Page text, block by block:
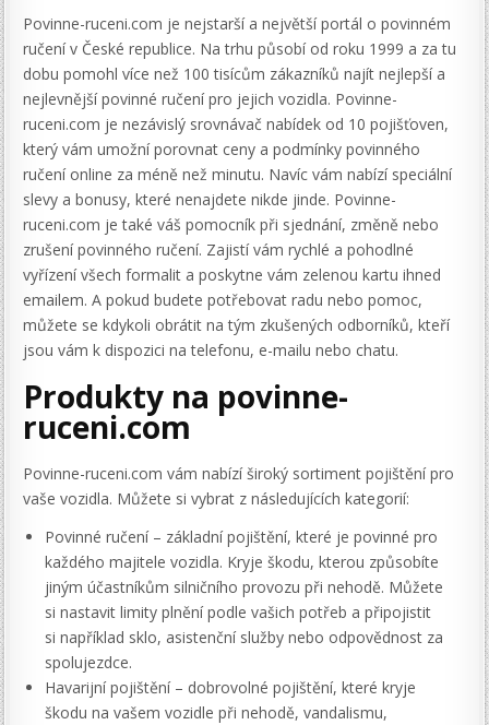
Povinne-ruceni.com je nejstarší a největší portál o povinném
ručení v České republice. Na trhu působí od roku 1999 a za tu
dobu pomohl více než 100 tisícům zákazníků najít nejlepší a
nejlevnější povinné ručení pro jejich vozidla. Povinne-
ruceni.com je nezávislý srovnávač nabídek od 10 pojišťoven,
který vám umožní porovnat ceny a podmínky povinného
ručení online za méně než minutu. Navíc vám nabízí speciální
slevy a bonusy, které nenajdete nikde jinde. Povinne-
ruceni.com je také váš pomocník při sjednání, změně nebo
zrušení povinného ručení. Zajistí vám rychlé a pohodlné
vyřízení všech formalit a poskytne vám zelenou kartu ihned
emailem. A pokud budete potřebovat radu nebo pomoc,
můžete se kdykoli obrátit na tým zkušených odborníků, kteří
jsou vám k dispozici na telefonu, e-mailu nebo chatu.
Produkty na povinne-
ruceni.com
Povinne-ruceni.com vám nabízí široký sortiment pojištění pro
vaše vozidla. Můžete si vybrat z následujících kategorií:
Povinné ručení – základní pojištění, které je povinné pro
každého majitele vozidla. Kryje škodu, kterou způsobíte
jiným účastníkům silničního provozu při nehodě. Můžete
si nastavit limity plnění podle vašich potřeb a připojistit
si například sklo, asistenční služby nebo odpovědnost za
spolujezdce.
Havarijní pojištění – dobrovolné pojištění, které kryje
škodu na vašem vozidle při nehodě, vandalismu,